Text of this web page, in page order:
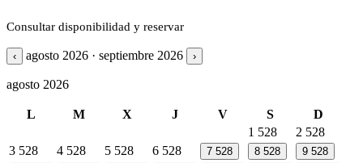
Consultar disponibilidad y reservar
‹ agosto 2026 · septiembre 2026 ›
agosto 2026
L M X J V S
D
1 528 2 528
3 528 4 528 5 528 6 528 7 528 8 528 9 528